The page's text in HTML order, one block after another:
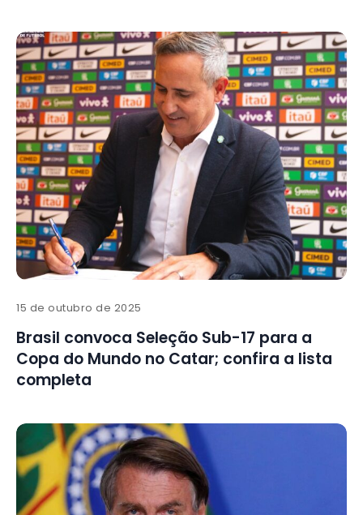
15 de outubro de 2025
Brasil convoca Seleção Sub-17 para a
Copa do Mundo no Catar; confira a lista
completa